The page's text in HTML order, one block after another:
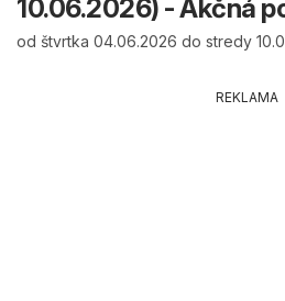
10.06.2026) - Akčná
od štvrtka 04.06.2026 do stredy
REKLAMA